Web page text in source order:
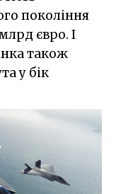
покоління
євро. І
також
у бік